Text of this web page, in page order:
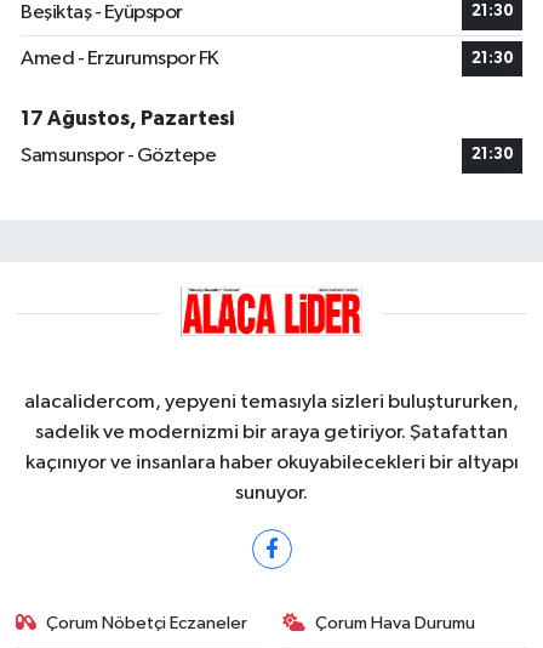
Beşiktaş - Eyüpspor 21:30
Amed - Erzurumspor FK 21:30
17 Ağustos, Pazartesi
Samsunspor - Göztepe
21:30
alacalidercom, yepyeni temasıyla sizleri buluştururken,
sadelik ve modernizmi bir araya getiriyor. Şatafattan
kaçınıyor ve insanlara haber okuyabilecekleri bir altyapı
sunuyor.
Çorum Nöbetçi Eczaneler Çorum Hava Durumu